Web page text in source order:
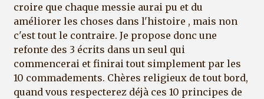
croire que chaque messie aurai pu et du
améliorer les choses dans l'histoire , mais non
c'est tout le contraire. Je propose donc une
refonte des 3 écrits dans un seul qui
commencerai et finirai tout simplement par les
10 commadements. Chères religieux de tout bord,
quand vous respecterez déjà ces 10 principes de